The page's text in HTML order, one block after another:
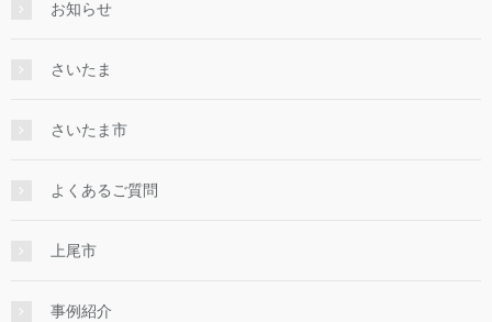
お知らせ
さいたま
さいたま市
よくあるご質問
上尾市
事例紹介